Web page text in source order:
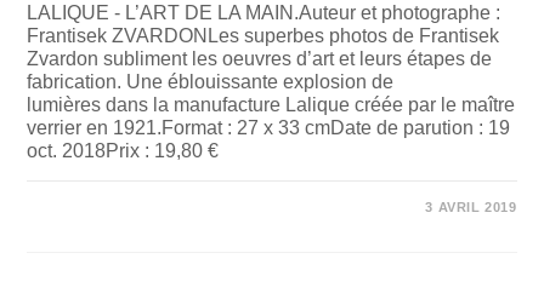
LALIQUE - L’ART DE LA MAIN.Auteur et photographe :
Frantisek ZVARDONLes superbes photos de Frantisek
Zvardon subliment les oeuvres d’art et leurs étapes de
fabrication. Une éblouissante explosion de
lumières dans la manufacture Lalique créée par le maître
verrier en 1921.Format : 27 x 33 cmDate de parution : 19
oct. 2018Prix : 19,80 €
3 AVRIL 2019